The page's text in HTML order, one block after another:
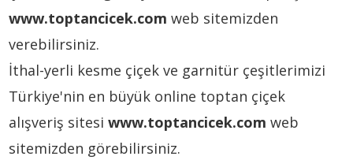
www.toptancicek.com web sitemizden
verebilirsiniz.
İthal-yerli kesme çiçek ve garnitür çeşitlerimizi
Türkiye'nin en büyük online toptan çiçek
alışveriş sitesiwww.toptancicek.com web
sitemizden görebilirsiniz.